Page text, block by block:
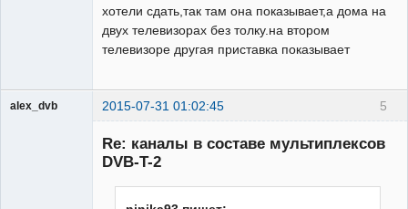
хотели сдать,так там она показывает,а дома на
двух телевизорах без толку.на втором
телевизоре другая приставка показывает
5
alex_dvb 2015-07-31 01:02:45
Re: каналы в составе мультиплексов
DVB-T-2